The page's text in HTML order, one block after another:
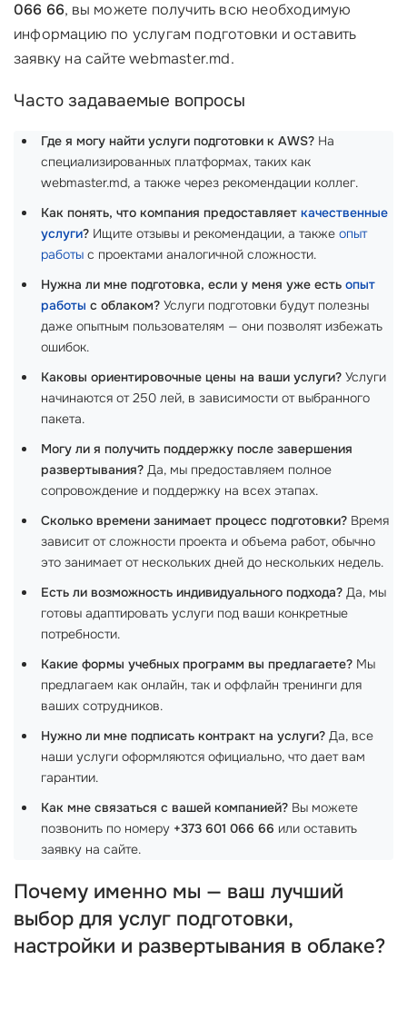
066 66, вы можете получить всю необходимую
информацию по услугам подготовки и оставить
заявку на сайте webmaster.md.
Часто задаваемые вопросы
Где я могу найти услуги подготовки к AWS? На
специализированных платформах, таких как
webmaster.md, а также через рекомендации коллег.
Как понять, что компания предоставляет качественные
услуги? Ищите отзывы и рекомендации, а также опыт
работы с проектами аналогичной сложности.
Нужна ли мне подготовка, если у меня уже есть опыт
работы с облаком? Услуги подготовки будут полезны
даже опытным пользователям — они позволят избежать
ошибок.
Каковы ориентировочные цены на ваши услуги? Услуги
начинаются от 250 лей, в зависимости от выбранного
пакета.
Могу ли я получить поддержку после завершения
развертывания? Да, мы предоставляем полное
сопровождение и поддержку на всех этапах.
Сколько времени занимает процесс подготовки? Время
зависит от сложности проекта и объема работ, обычно
это занимает от нескольких дней до нескольких недель.
Есть ли возможность индивидуального подхода? Да, мы
готовы адаптировать услуги под ваши конкретные
потребности.
Какие формы учебных программ вы предлагаете? Мы
предлагаем как онлайн, так и оффлайн тренинги для
ваших сотрудников.
Нужно ли мне подписать контракт на услуги? Да, все
наши услуги оформляются официально, что дает вам
гарантии.
Как мне связаться с вашей компанией? Вы можете
позвонить по номеру +373 601 066 66 или оставить
заявку на сайте.
Почему именно мы — ваш лучший
выбор для услуг подготовки,
настройки и развертывания в облаке?